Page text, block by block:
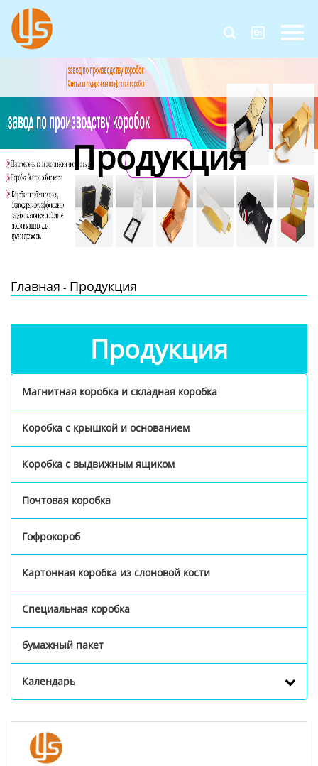
 
Главная
Продукция
О Нас
Контакты Продукция
Главная - Продукция
Продукция
Магнитная коробка и складная коробка
Коробка с крышкой и основанием
Коробка с выдвижным ящиком
Почтовая коробка
Гофрокороб
Картонная коробка из слоновой кости
Специальная коробка
бумажный пакет
Календарь